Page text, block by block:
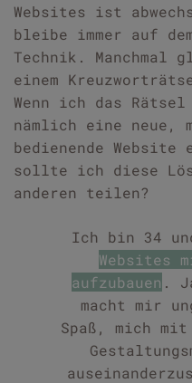
Websites ist
bleibe immer auf
Technik. Manchmal
einem
Wenn ich das
nämlich eine neue,
bedienende Website
sollte ich diese
anderen teilen?
Ich bin 34
Websites
aufzubauen .
macht mir
Spaß, mich